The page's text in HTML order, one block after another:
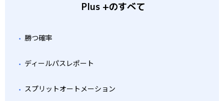
Plus +のすべて
勝つ確率
ディールパスレポート
スプリットオートメーション